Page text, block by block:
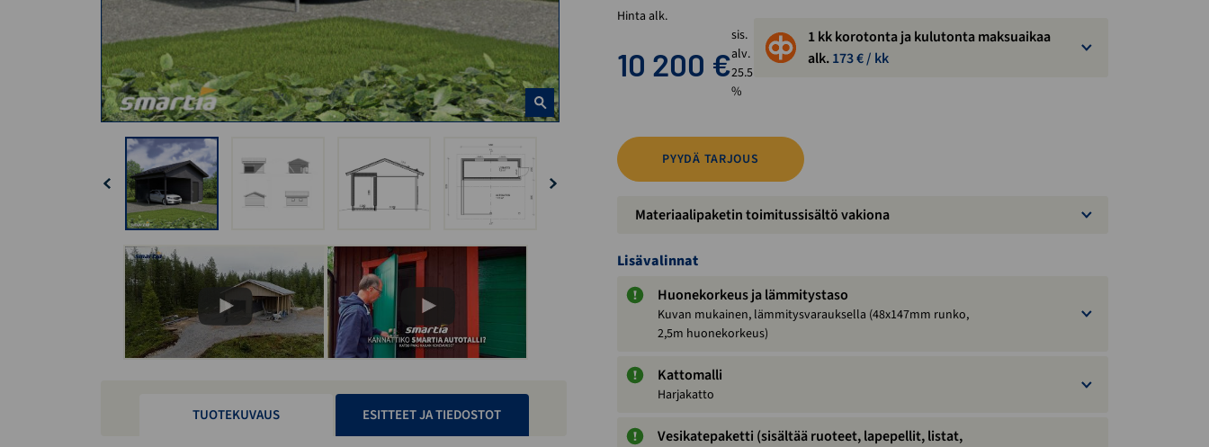
Hinta alk.
10 200 €
sis.
alv.
25.5
%
1 kk korotonta ja kulutonta maksuaikaa
alk.173€ / kk
PYYDÄ TARJOUS
Materiaalipaketin toimitussisältö vakiona
Lisävalinnat
Huonekorkeus ja lämmitystaso
Kuvan mukainen, lämmitysvarauksella (48x147mm runko,
2,5m huonekorkeus)
Kattomalli
Harjakatto
Vesikatepaketti (sisältää ruoteet, lapepellit, listat,
TUOTEKUVAUS ESITTEET JA TIEDOSTOT